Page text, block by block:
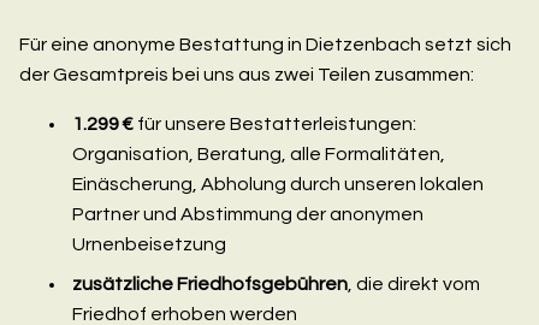
Für eine anonyme Bestattung in Dietzenbach setzt sich
der Gesamtpreis bei uns aus zwei Teilen zusammen:
1.299 € für unsere Bestatterleistungen:
Organisation, Beratung, alle Formalitäten,
Einäscherung, Abholung durch unseren lokalen
Partner und Abstimmung der anonymen
Urnenbeisetzung
zusätzliche Friedhofsgebühren , die direkt vom
Friedhof erhoben werden